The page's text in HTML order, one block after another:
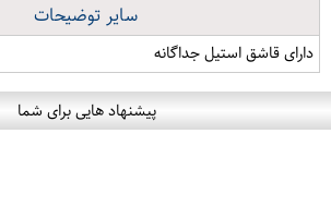
سایر توضیحات
دارای قاشق استیل جداگانه
پیشنهاد هایی برای شما